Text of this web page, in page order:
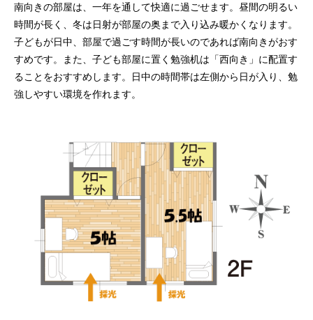
南向きの部屋は、一年を通して快適に過ごせます。昼間の明るい
時間が長く、冬は日射が部屋の奥まで入り込み暖かくなります。
子どもが日中、部屋で過ごす時間が長いのであれば南向きがおす
すめです。また、子ども部屋に置く勉強机は「西向き」に配置す
ることをおすすめします。日中の時間帯は左側から日が入り、勉
強しやすい環境を作れます。